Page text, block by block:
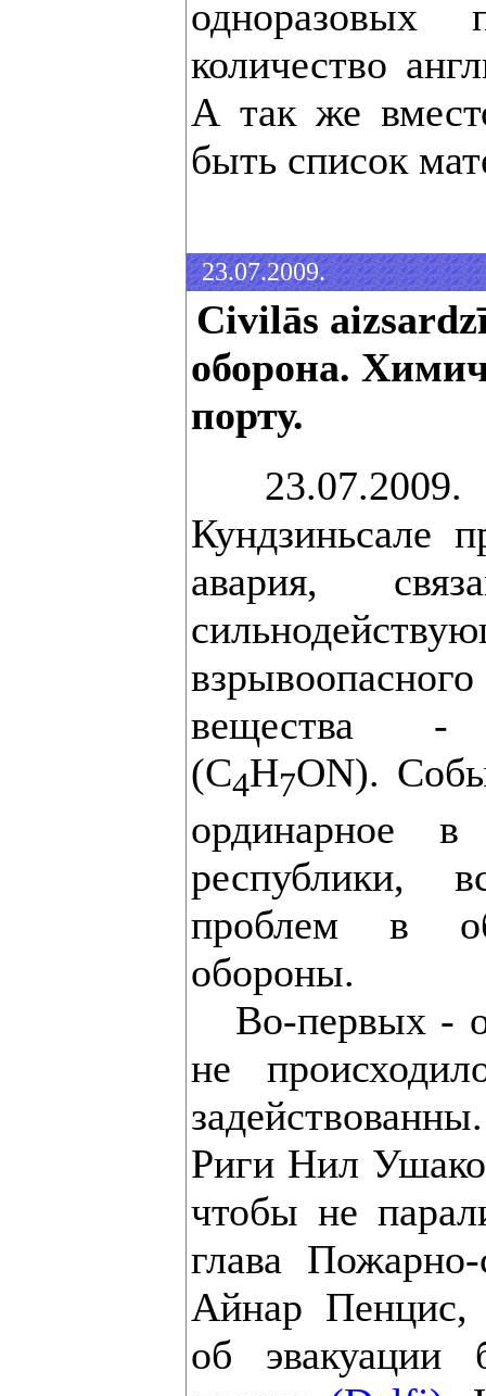
количество
А так же
быть список
23.07.2009.
Civilās
оборона.
порту.
23.07.2009.
Кундзиньсале
авария,
вещества -
(C4H7ON).
ординарное
республики,
проблем в
обороны.
Во-первых -
не
Риги Нил
чтобы не
глава
Айнар Пенцис,
об эвакуации